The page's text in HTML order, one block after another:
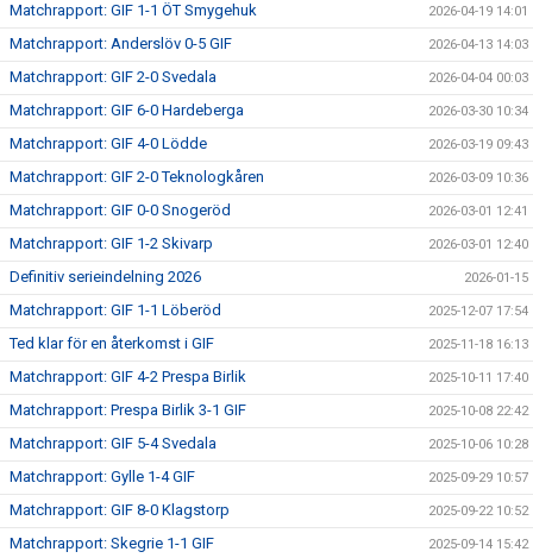
Matchrapport: GIF 1-1 ÖT Smygehuk 2026-04-19 14:01
Matchrapport: Anderslöv 0-5 GIF 2026-04-13 14:03
Matchrapport: GIF 2-0 Svedala 2026-04-04 00:03
Matchrapport: GIF 6-0 Hardeberga 2026-03-30 10:34
Matchrapport: GIF 4-0 Lödde 2026-03-19 09:43
Matchrapport: GIF 2-0 Teknologkåren 2026-03-09 10:36
Matchrapport: GIF 0-0 Snogeröd 2026-03-01 12:41
Matchrapport: GIF 1-2 Skivarp 2026-03-01 12:40
Definitiv serieindelning 2026 2026-01-15
Matchrapport: GIF 1-1 Löberöd 2025-12-07 17:54
Ted klar för en återkomst i GIF 2025-11-18 16:13
Matchrapport: GIF 4-2 Prespa Birlik 2025-10-11 17:40
Matchrapport: Prespa Birlik 3-1 GIF 2025-10-08 22:42
Matchrapport: GIF 5-4 Svedala 2025-10-06 10:28
Matchrapport: Gylle 1-4 GIF 2025-09-29 10:57
Matchrapport: GIF 8-0 Klagstorp 2025-09-22 10:52
Matchrapport: Skegrie 1-1 GIF 2025-09-14 15:42